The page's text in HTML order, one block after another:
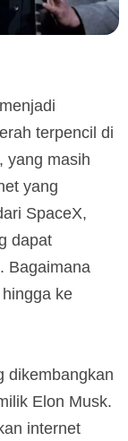
terpencil di
yang masih
yang
SpaceX,
dapat
Bagaimana
ke
dikembangkan
Elon Musk.
internet